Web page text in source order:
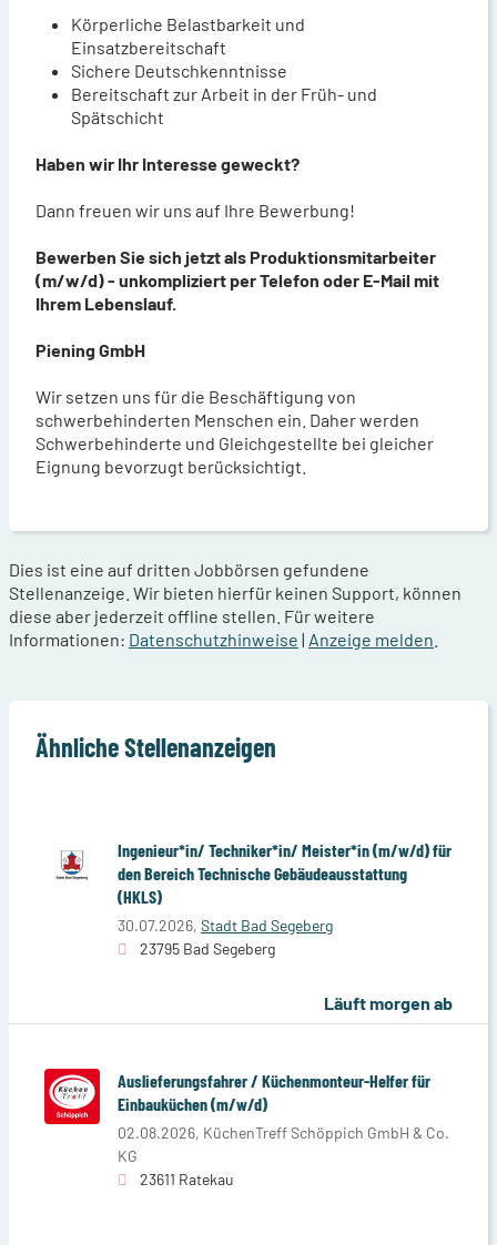
Körperliche Belastbarkeit und
Einsatzbereitschaft
Sichere Deutschkenntnisse
Bereitschaft zur Arbeit in der Früh- und
Spätschicht
Haben wir Ihr Interesse geweckt?
Dann freuen wir uns auf Ihre Bewerbung!
Bewerben Sie sich jetzt als Produktionsmitarbeiter
(m/w/d) - unkompliziert per Telefon oder E-Mail mit
Ihrem Lebenslauf.
Piening GmbH
Wir setzen uns für die Beschäftigung von
schwerbehinderten Menschen ein. Daher werden
Schwerbehinderte und Gleichgestellte bei gleicher
Eignung bevorzugt berücksichtigt.
Dies ist eine auf dritten Jobbörsen gefundene
Stellenanzeige. Wir bieten hierfür keinen Support, können
diese aber jederzeit offline stellen. Für weitere
Informationen: Datenschutzhinweise | Anzeige melden
Ähnliche Stellenanzeigen
Ingenieur*in/ Techniker*in/ Meister*in (m/w/d) für
den Bereich Technische Gebäudeausstattung
(HKLS)
30.07.2026, Stadt Bad Segeberg
23795 Bad Segeberg
Läuft morgen ab
Auslieferungsfahrer / Küchenmonteur-Helfer für
Einbauküchen (m/w/d)
02.08.2026, KüchenTreff Schöppich GmbH & Co.
KG
23611 Ratekau